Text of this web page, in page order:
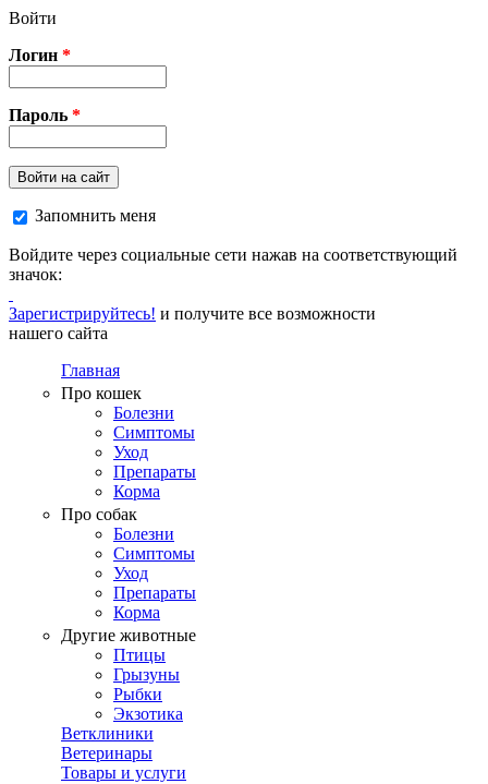
Перейти к основному содержанию
Войти
Логин *
Пароль *
Войти на сайт
Запомнить меня
Войдите через социальные сети нажав на соответствующий
значок:
Зарегистрируйтесь! и получите все возможности
нашего сайта
Главная
Про кошек
Болезни
Симптомы
Уход
Препараты
Корма
Про собак
Болезни
Симптомы
Уход
Препараты
Корма
Другие животные
Птицы
Грызуны
Рыбки
Экзотика
Ветклиники
Ветеринары
Товары и услуги